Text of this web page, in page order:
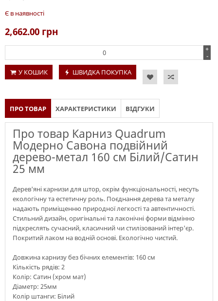
Є в наявності
2,662.00 грн
+
-
У КОШИК
ШВИДКА ПОКУПКА
ПРО ТОВАР ХАРАКТЕРИСТИКИ ВІДГУКИ
Про товар Карниз Quadrum
Модерно Савона подвійний
дерево-метал 160 см Білий/Сатин
25 мм
Дерев'яні карнизи для штор, окрім функціональності, несуть
екологічну та естетичну роль. Поєднання дерева та металу
надають приміщенню природної легкості та автентичності.
Стильний дизайн, оригінальні та лаконічні форми відмінно
підкреслять сучасний, класичний чи стилізований інтер'єр.
Покритий лаком на водній основі. Екологічно чистий.
Довжина карнизу без бічних елементів: 160 см
Кількість рядів: 2
Колір: Сатин (хром мат)
Діаметр: 25мм
Колір штанги: Білий